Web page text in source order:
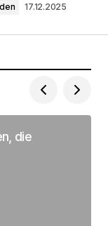
17.12.2025
die